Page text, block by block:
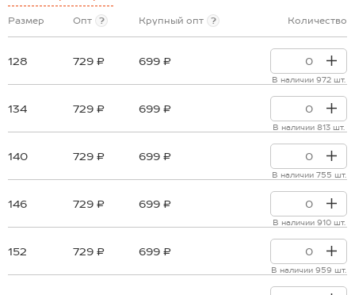
Размер Опт ? Крупный опт ? Количество
128 729 ₽ 699 ₽
В наличии 972 шт.
134 729 ₽ 699 ₽
В наличии 813 шт.
140 729 ₽ 699 ₽
В наличии 755 шт.
146 729 ₽ 699 ₽
В наличии 910 шт.
152 729 ₽ 699 ₽
В наличии 959 шт.